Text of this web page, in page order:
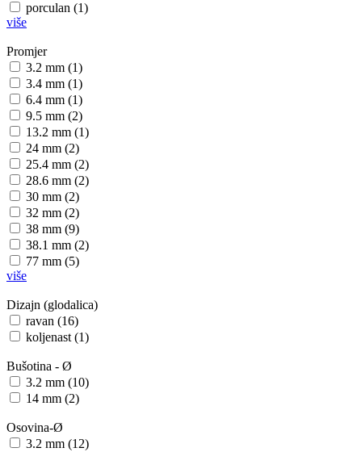
porculan (1)
više
Promjer
3.2 mm (1)
3.4 mm (1)
6.4 mm (1)
9.5 mm (2)
13.2 mm (1)
24 mm (2)
25.4 mm (2)
28.6 mm (2)
30 mm (2)
32 mm (2)
38 mm (9)
38.1 mm (2)
77 mm (5)
više
Dizajn (glodalica)
ravan (16)
koljenast (1)
Bušotina - Ø
3.2 mm (10)
14 mm (2)
Osovina-Ø
3.2 mm (12)